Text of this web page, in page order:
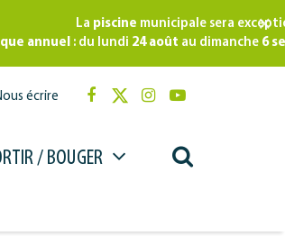
×
piscinemunicipale sera
: du lundi24 aoûtau dimanche6
écrire
Lien
le
Lien
le
Lien
compte
Lien
la
chaîne
/ BOUGER